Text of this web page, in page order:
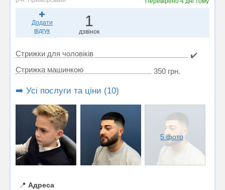
Додати
відгук
1
дзвінок
Стрижки для чоловіків
✔️
Стрижка машинкою
350 грн.
➡️ Усі послуги та ціни (10)
5 фото
📍 Адреса